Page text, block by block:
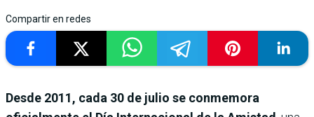
Compartir en redes
Desde 2011, cada 30 de julio se conmemora